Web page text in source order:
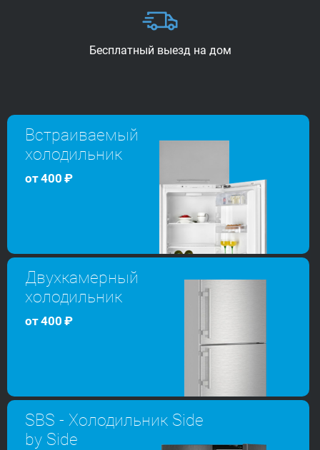
Бесплатный выездна дом
Встраиваемый
холодильник
от400 ₽
Двухкамерный
холодильник
от400 ₽
SBS - Холодильник Side
by Side